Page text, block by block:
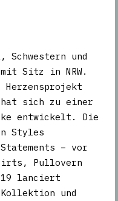
und
mit Sitz in NRW.
Herzensprojekt
sich zu einer
entwickelt. Die
Styles
– vor
Pullovern
lanciert
Kollektion und